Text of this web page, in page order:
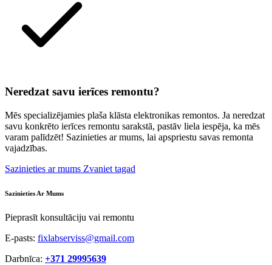
Neredzat savu ierīces remontu?
Mēs specializējamies plaša klāsta elektronikas remontos. Ja neredzat
savu konkrēto ierīces remontu sarakstā, pastāv liela iespēja, ka mēs
varam palīdzēt! Sazinieties ar mums, lai apspriestu savas remonta
vajadzības.
Sazinieties ar mums Zvaniet tagad
Sazinieties Ar Mums
Pieprasīt konsultāciju vai remontu
E-pasts: fixlabserviss@gmail.com
Darbnīca: +371 29995639